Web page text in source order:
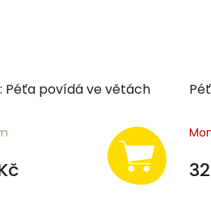
Péťa povídá ve větách